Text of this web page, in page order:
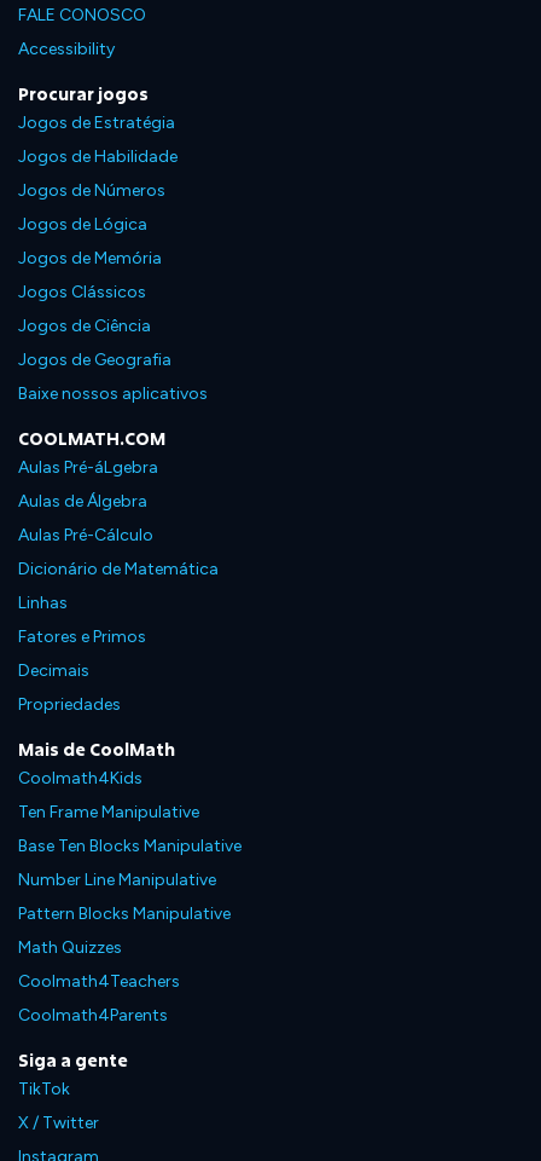
FALE CONOSCO
Accessibility
Procurar jogos
Jogos de Estratégia
Jogos de Habilidade
Jogos de Números
Jogos de Lógica
Jogos de Memória
Jogos Clássicos
Jogos de Ciência
Jogos de Geografia
Baixe nossos aplicativos
COOLMATH.COM
Aulas Pré-áLgebra
Aulas de Álgebra
Aulas Pré-Cálculo
Dicionário de Matemática
Linhas
Fatores e Primos
Decimais
Propriedades
Mais de CoolMath
Coolmath4Kids
Ten Frame Manipulative
Base Ten Blocks Manipulative
Number Line Manipulative
Pattern Blocks Manipulative
Math Quizzes
Coolmath4Teachers
Coolmath4Parents
Siga a gente
TikTok
X / Twitter
Instagram